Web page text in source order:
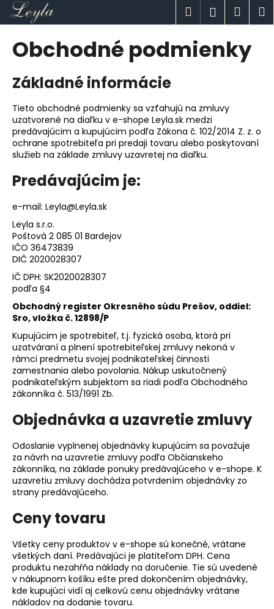
Prejsť
obsah
Hľadať
Obchodné podmienky
Základné informácie
Tieto obchodné podmienky sa vzťahujú na zmluvy
uzatvorené na diaľku v e-shope Leyla.sk medzi
predávajúcim a kupujúcim podľa Zákona č. 102/2014 Z. z. o
ochrane spotrebiteľa pri predaji tovaru alebo poskytovaní
služieb na základe zmluvy uzavretej na diaľku.
Predávajúcim je:
e-mail: Leyla@Leyla.sk
Leyla s.r.o.
Poštová 2 085 01 Bardejov
IČO 36473839
DIČ 2020028307
IČ DPH: SK2020028307
podľa §4
Obchodný register Okresného súdu Prešov, oddiel:
Sro, vložka č. 12898/P
Kupujúcim je spotrebiteľ, t.j. fyzická osoba, ktorá pri
uzatváraní a plnení spotrebiteľskej zmluvy nekoná v
rámci predmetu svojej podnikateľskej činnosti
zamestnania alebo povolania. Nákup uskutočnený
podnikateľským subjektom sa riadi podľa Obchodného
zákonníka č. 513/1991 Zb.
Objednávka a uzavretie zmluvy
Odoslanie vyplnenej objednávky kupujúcim sa považuje
za návrh na uzavretie zmluvy podľa Občianskeho
zákonníka, na základe ponuky predávajúceho v e-shope. K
uzavretiu zmluvy dochádza potvrdením objednávky zo
strany predávajúceho.
Ceny tovaru
Všetky ceny produktov v e-shope sú konečné, vrátane
všetkých daní. Predávajúci je platiteľom DPH. Cena
produktu nezahŕňa náklady na doručenie. Tie sú uvedené
v nákupnom košíku ešte pred dokončením objednávky,
kde kupujúci vidí aj celkovú cenu objednávky vrátane
nákladov na dodanie tovaru.
o
o
o
t
r
e
b
j
e
t
e
n
á
j
s
ť
?
HĽADAŤ
O
d
p
o
r
ú
č
a
m
e